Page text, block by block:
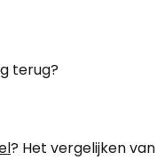
terug?
? Het vergelijken van